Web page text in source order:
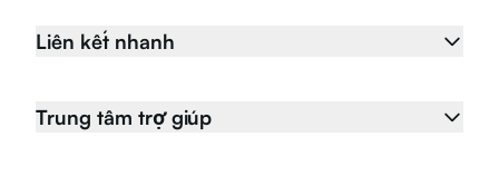
Liên kết nhanh
Trung tâm trợ giúp